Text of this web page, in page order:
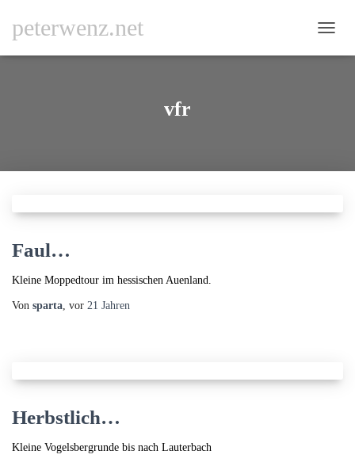
peterwenz.net
vfr
Faul…
Kleine Moppedtour im hessischen Auenland.
Von sparta, vor 21 Jahren
Herbstlich…
Kleine Vogelsbergrunde bis nach Lauterbach